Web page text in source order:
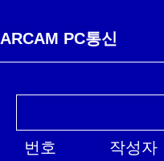
ARCAM PC통신
번호 작성자